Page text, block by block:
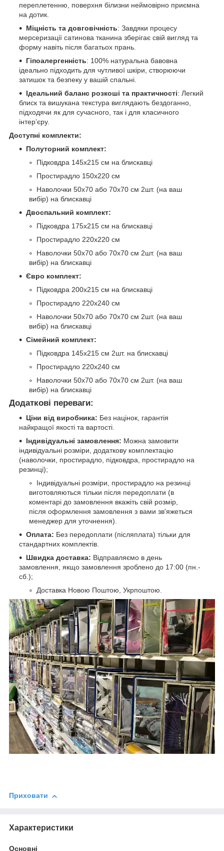
переплетенню, поверхня білизни неймовірно приємна
на дотик.
Міцність та довговічність: Завдяки процесу
мерсеризації сатинова тканина зберігає свій вигляд та
форму навіть після багатьох прань.
Гіпоалергенність: 100% натуральна бавовна
ідеально підходить для чутливої шкіри, створюючи
затишок та безпеку у вашій спальні.
Ідеальний баланс розкоші та практичності: Легкий
блиск та вишукана текстура виглядають бездоганно,
підходячи як для сучасного, так і для класичного
інтер’єру.
Доступні комплекти:
Полуторний комплект:
Підковдра 145х215 см на блискавці
Простирадло 150х220 см
Наволочки 50х70 або 70х70 см 2шт. (на ваш
вибір) на блискавці
Двоспальний комплект:
Підковдра 175х215 см на блискавці
Простирадло 220х220 см
Наволочки 50х70 або 70х70 см 2шт. (на ваш
вибір) на блискавці
Євро комплект:
Підковдра 200х215 см на блискавці
Простирадло 220х240 см
Наволочки 50х70 або 70х70 см 2шт. (на ваш
вибір) на блискавці
Сімейний комплект:
Підковдра 145х215 см 2шт. на блискавці
Простирадло 220х240 см
Наволочки 50х70 або 70х70 см 2шт. (на ваш
вибір) на блискавці
Додаткові переваги:
Ціни від виробника: Без націнок, гарантія
найкращої якості та вартості.
Індивідуальні замовлення: Можна замовити
індивідуальні розміри, додаткову комплектацію
(наволочки, простирадло, підковдра, простирадло на
резинці);
Індивідуальні розміри, простирадло на резинці
виготовляються тільки після передоплати (в
коментарі до замовлення вкажіть свій розмір,
після оформлення замовлення з вами зв'яжеться
менеджер для уточнення).
Оплата: Без передоплати (післяплата) тільки для
стандартних комплектів.
Швидка доставка: Відправляємо в день
замовлення, якщо замовлення зроблено до 17:00 (пн.-
сб.);
Доставка Новою Поштою, Укрпоштою.
Приховати
Характеристики
Основні